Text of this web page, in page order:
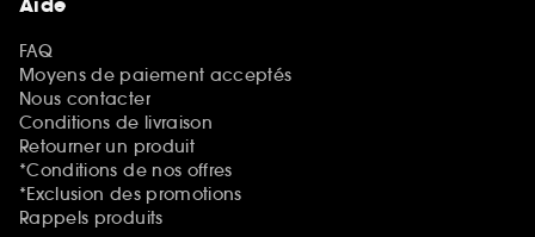
FAQ
Moyens de paiement acceptés
Nous contacter
Conditions de livraison
Retourner un produit
*Conditions de nos offres
*Exclusion des promotions
Rappels produits